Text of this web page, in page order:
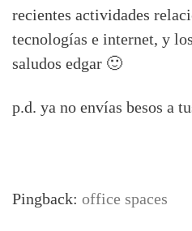
recientes actividades
tecnologías e internet, y
saludos edgar 🙂
p.d. ya no envías besos a
Pingback: office spaces